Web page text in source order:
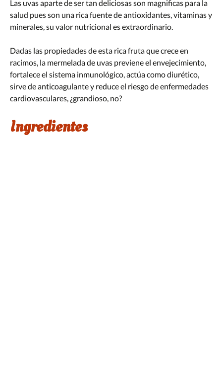
Las uvas aparte de ser tan deliciosas son magnificas para la
salud pues son una rica fuente de antioxidantes, vitaminas y
minerales, su valor nutricional es extraordinario.
Dadas las propiedades de esta rica fruta que crece en
racimos, la mermelada de uvas previene el envejecimiento,
fortalece el sistema inmunológico, actúa como diurético,
sirve de anticoagulante y reduce el riesgo de enfermedades
cardiovasculares, ¿grandioso, no?
Ingredientes